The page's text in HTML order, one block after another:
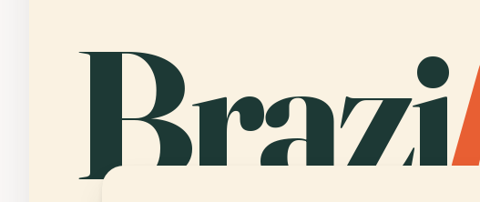
Brazi